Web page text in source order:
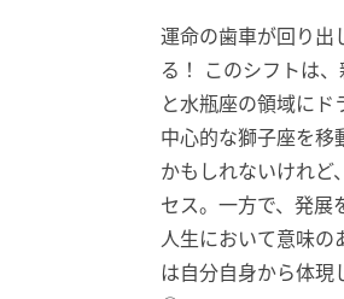
運命の歯車が回り出
る！ このシフトは
と水瓶座の領域に
中心的な獅子座を移
かもしれないけれど
セス。一方で、発展
人生において意味の
は自分自身から体現